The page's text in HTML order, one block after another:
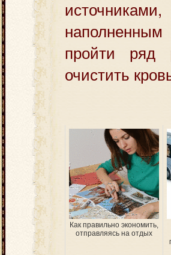
пройти ряд
очистить
Как правильно экономить,
отправляясь на отдых